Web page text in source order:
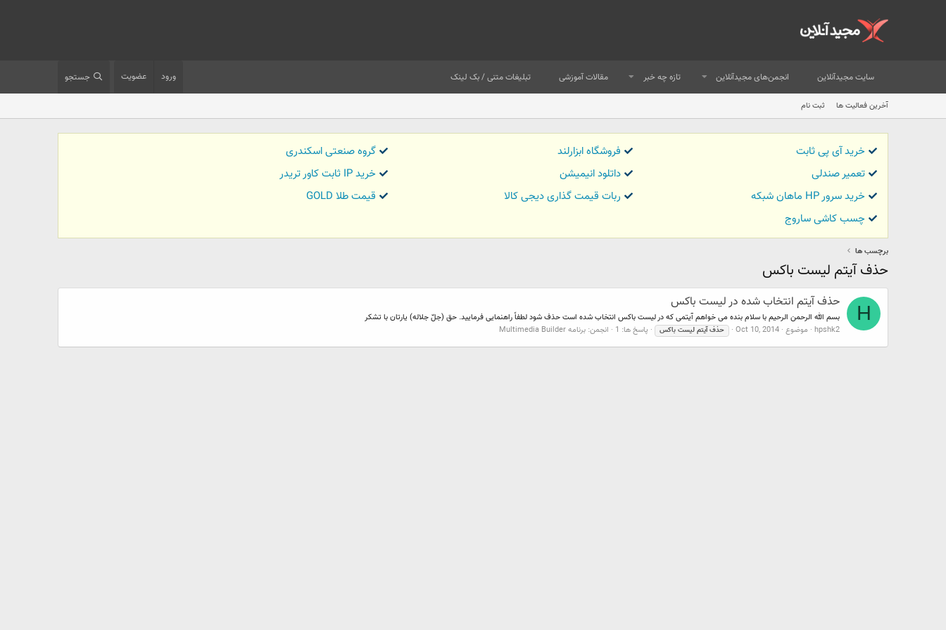
سایت مجیدآنلاین انجمن‌های مجیدآنلاین تازه چه خبر مقالات آموزشی تبلیغات متنی / بک لینک ورود عضویت جستجو
آخرین فعالیت ها ثبت نام
خرید آی پی ثابت فروشگاه ابزارلند
گروه صنعتی اسکندری
تعمیر صندلی
داتلود انیمیشن
خرید IP ثابت کاور تریدر
خرید سرور HP ماهان شبکه
ربات قیمت گذاری دیجی کالا
قیمت طلا GOLD
چسب کاشی ساروج
برچسب ها
حذف آیتم لیست باکس
H
حذف آیتم انتخاب شده در لیست باکس
بسم الله الرحمن الرحیم با سلام بنده می خواهم آیتمی که در لیست باکس انتخاب شده است حذف شود لطفاً راهنمایی فرمایید. حق (جلّ جلاله) یارتان با تشکر
hpshk2 موضوع Oct 10, 2014 حذف آیتم لیست باکس پاسخ ها: 1 انجمن: برنامه Multimedia Builder